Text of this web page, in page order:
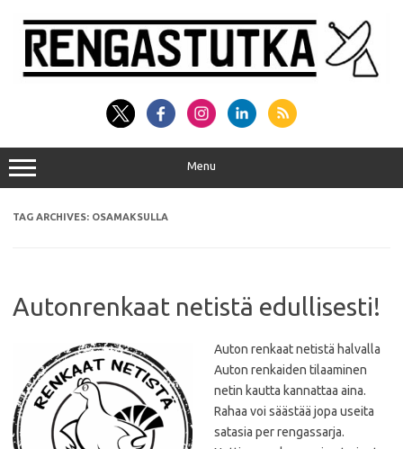
content
Menu
TAG ARCHIVES: OSAMAKSULLA
Autonrenkaat netistä edullisesti!
Auton renkaat netistä halvalla
Auton renkaiden tilaaminen
netin kautta kannattaa aina.
Rahaa voi säästää jopa useita
satasia per rengassarja.